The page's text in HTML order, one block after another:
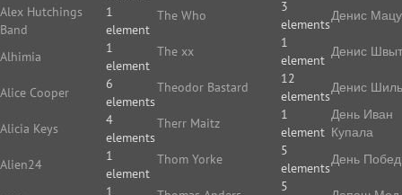
Alex Hutchings
Band
1
element
Alhimia
1
element
Alice Cooper
6
elements
Alicia Keys
4
elements
Alien24
1
element
1
The Who
3
elements
The xx
1
element
Theodor Bastard
12
elements
Therr Maitz
1
element
Thom Yorke
5
elements
5
Денис
Денис
Денис
День Иван
Купала
День